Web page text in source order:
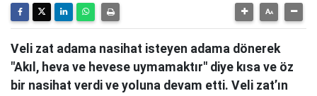
Veli zat adama nasihat isteyen adama dönerek
"Akıl, heva ve hevese uymamaktır" diye kısa ve öz
bir nasihat verdi ve yoluna devam etti. Veli zat’ın